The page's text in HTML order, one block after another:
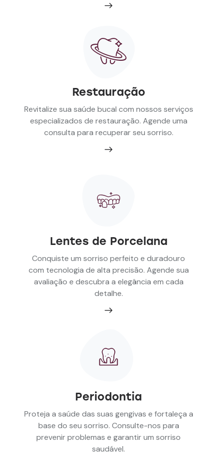
Restauração
Revitalize sua saúde bucal com nossos serviços
especializados de restauração. Agende uma
consulta para recuperar seu sorriso.
Lentes de Porcelana
Conquiste um sorriso perfeito e duradouro
com tecnologia de alta precisão. Agende sua
avaliação e descubra a elegância em cada
detalhe.
Periodontia
Proteja a saúde das suas gengivas e fortaleça a
base do seu sorriso. Consulte-nos para
prevenir problemas e garantir um sorriso
saudável.